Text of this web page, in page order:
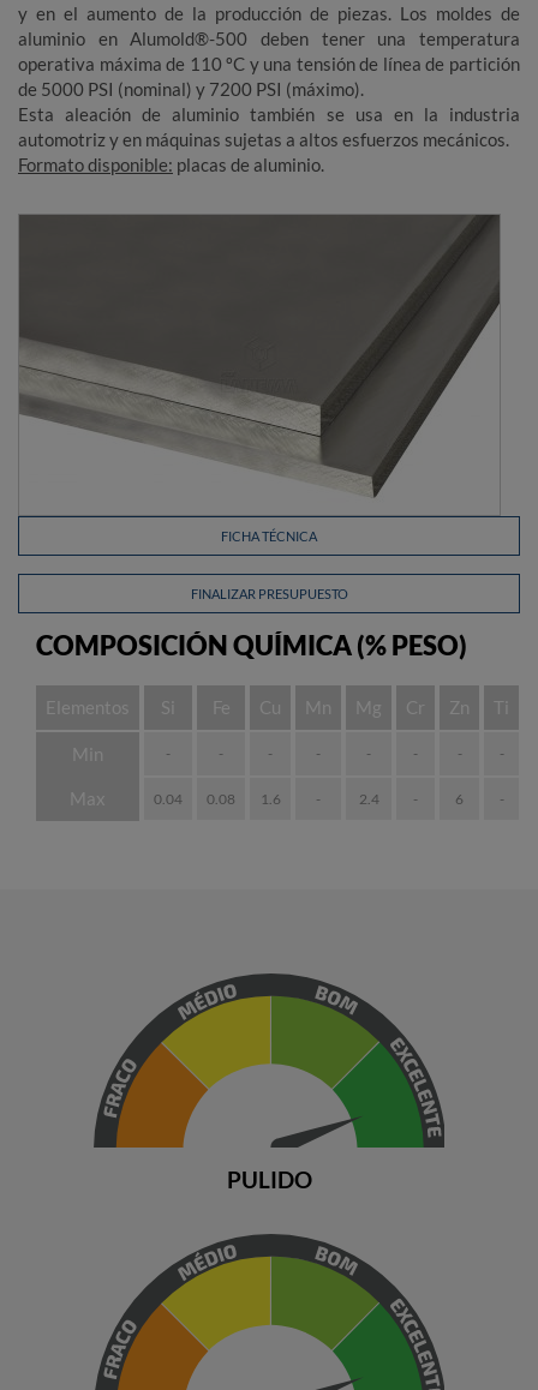
y en el aumento de la producción de piezas. Los moldes de
aluminio en Alumold®-500 deben tener una temperatura
operativa máxima de 110 ºC y una tensión de línea de partición
de 5000 PSI (nominal) y 7200 PSI (máximo).
Esta aleación de aluminio también se usa en la industria
automotriz y en máquinas sujetas a altos esfuerzos mecánicos.
Formato disponible: placas de aluminio.
FICHA TÉCNICA
FINALIZAR PRESUPUESTO
COMPOSICIÓN QUÍMICA (% PESO)
Elementos Si Fe Cu Mn Mg Cr Zn Ti
Min - - - - - - - -
Max 0.04 0.08 1.6 - 2.4 - 6 -
PULIDO